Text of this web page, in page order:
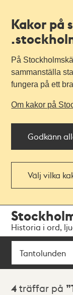
Kakor på
På
sammanställa
fungera på ett
Om kakor på
Godkänn
Välj vilka
navigationen
huvudinnehållet
Historia i ord,
Sök
Sökresultat
4 träffar på